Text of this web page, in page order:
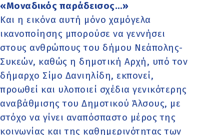
«Μοναδικός παράδεισος…»
Και η εικόνα αυτή μόνο χαμόγελα
ικανοποίησης μπορούσε να γεννήσει
στους ανθρώπους του δήμου Νεάπολης-
Συκεών, καθώς η δημοτική Αρχή, υπό τον
δήμαρχο Σίμο Δανιηλίδη, εκπονεί,
προωθεί και υλοποιεί σχέδια γενικότερης
αναβάθμισης του Δημοτικού Άλσους, με
στόχο να γίνει αναπόσπαστο μέρος της
κοινωνίας και της καθημερινότητας των